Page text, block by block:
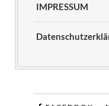
IMPRESSUM